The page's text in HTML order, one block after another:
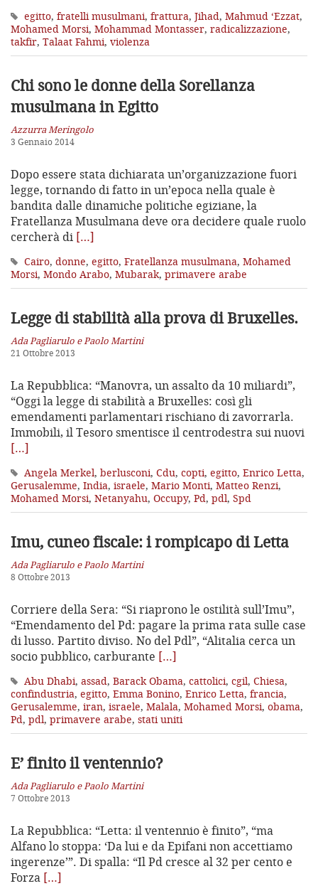
egitto, fratelli musulmani, frattura, Jihad, Mahmud ‘Ezzat,
Mohamed Morsi, Mohammad Montasser, radicalizzazione,
takfir, Talaat Fahmi, violenza
Chi sono le donne della Sorellanza
musulmana in Egitto
Azzurra Meringolo
3 Gennaio 2014
Dopo essere stata dichiarata un’organizzazione fuori
legge, tornando di fatto in un’epoca nella quale è
bandita dalle dinamiche politiche egiziane, la
Fratellanza Musulmana deve ora decidere quale ruolo
cercherà di […]
Cairo, donne, egitto, Fratellanza musulmana, Mohamed
Morsi, Mondo Arabo, Mubarak, primavere arabe
Legge di stabilità alla prova di Bruxelles.
Ada Pagliarulo e Paolo Martini
21 Ottobre 2013
La Repubblica: “Manovra, un assalto da 10 miliardi”,
“Oggi la legge di stabilità a Bruxelles: così gli
emendamenti parlamentari rischiano di zavorrarla.
Immobili, il Tesoro smentisce il centrodestra sui nuovi
[…]
Angela Merkel, berlusconi, Cdu, copti, egitto, Enrico Letta,
Gerusalemme, India, israele, Mario Monti, Matteo Renzi,
Mohamed Morsi, Netanyahu, Occupy, Pd, pdl, Spd
Imu, cuneo fiscale: i rompicapo di Letta
Ada Pagliarulo e Paolo Martini
8 Ottobre 2013
Corriere della Sera: “Si riaprono le ostilità sull’Imu”,
“Emendamento del Pd: pagare la prima rata sulle case
di lusso. Partito diviso. No del Pdl”, “Alitalia cerca un
socio pubblico, carburante […]
Abu Dhabi, assad, Barack Obama, cattolici, cgil, Chiesa,
confindustria, egitto, Emma Bonino, Enrico Letta, francia,
Gerusalemme, iran, israele, Malala, Mohamed Morsi, obama,
Pd, pdl, primavere arabe, stati uniti
E’ finito il ventennio?
Ada Pagliarulo e Paolo Martini
7 Ottobre 2013
La Repubblica: “Letta: il ventennio è finito”, “ma
Alfano lo stoppa: ‘Da lui e da Epifani non accettiamo
ingerenze’”. Di spalla: “Il Pd cresce al 32 per cento e
Forza […]